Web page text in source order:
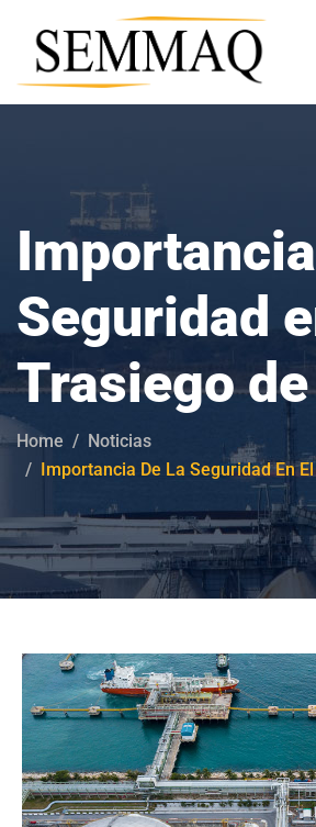
Seguridad
Trasiego
Home
Noticias
Importancia De La Seguridad En